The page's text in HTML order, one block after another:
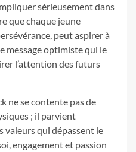
sérieusement dans
que chaque jeune
peut aspirer à
message optimiste qui le
l’attention des futurs
ne se contente pas de
; il parvient
valeurs qui dépassent le
engagement et passion